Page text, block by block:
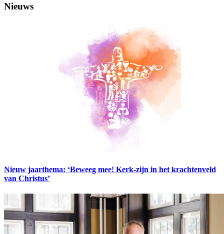
Nieuws
Nieuw jaarthema: ‘Beweeg mee! Kerk-zijn in het krachtenveld
van Christus’